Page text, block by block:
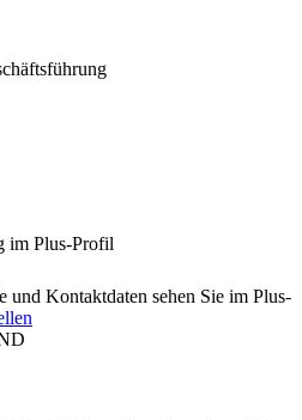
im Plus-Profil
und Kontaktdaten sehen Sie im Plus-